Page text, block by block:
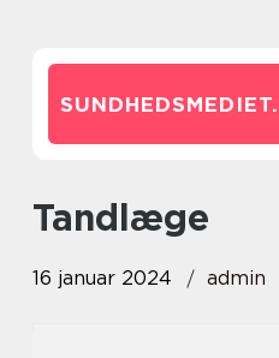
SUNDHEDSMEDIET.
tandlæge
16 januar 2024 admin